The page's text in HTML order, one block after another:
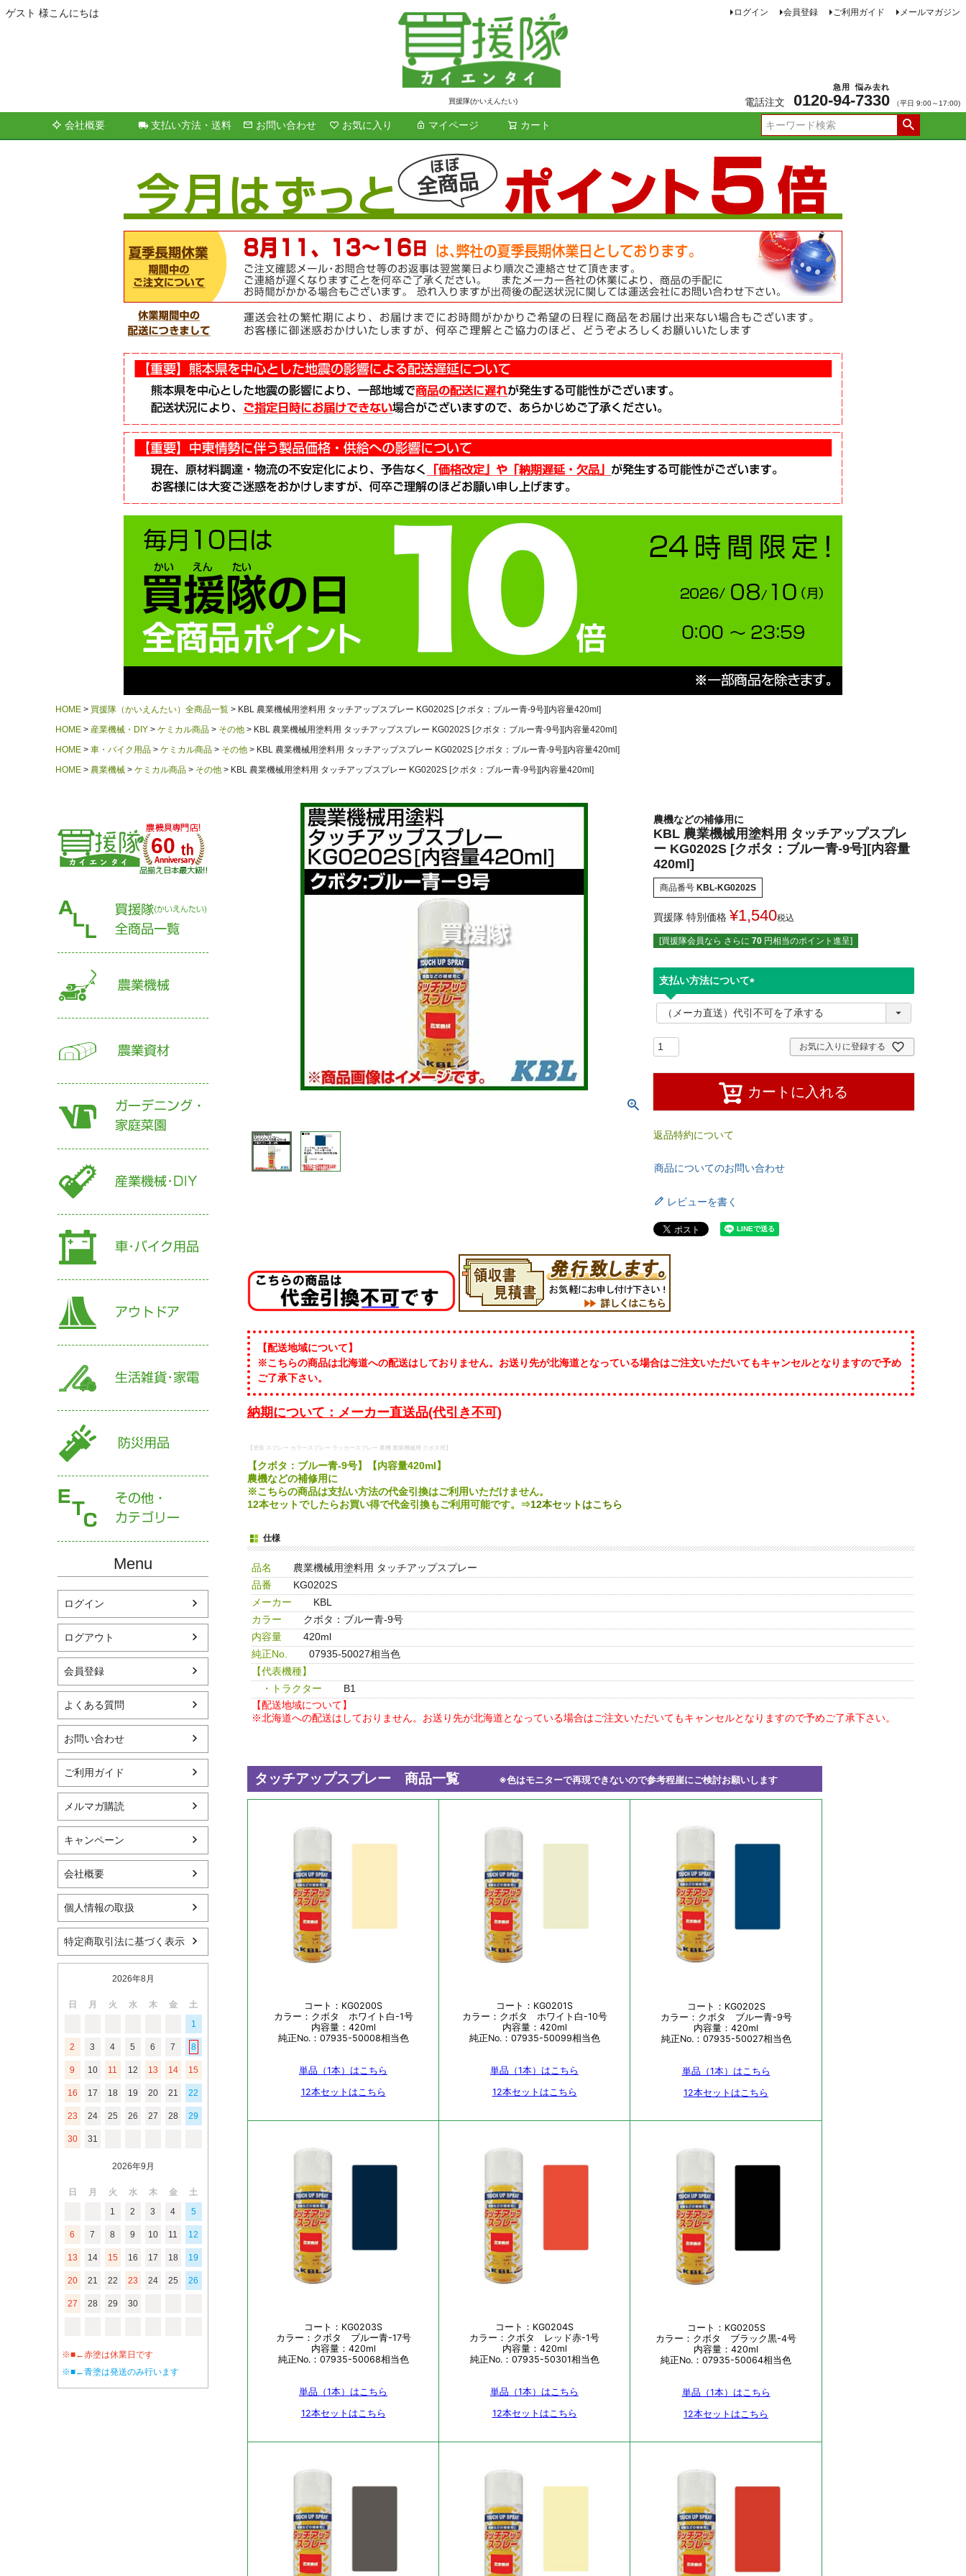
ゲスト 様こんにちは
買援隊(かいえんたい)
ログイン 会員登録 ご利用ガイド メールマガジン
電話注文 0120-94
急用
-7330
悩み去れ
（平日 9:00～17:00)
会社概要 支払い方法・送料 お問い合わせ お気に入り マイページ カート
検索
HOME 買援隊（かいえんたい）全商品一覧
KBL 農業機械用塗料用 タッチアップスプレー KG0202S [クボタ：ブルー青-9号][内容量420ml]
HOME
産業機械・DIY ケミカル商品 その他
KBL 農業機械用塗料用 タッチアップスプレー KG0202S [クボタ：ブルー青-9号][内容量420ml]
HOME
車・バイク用品 ケミカル商品 その他
KBL 農業機械用塗料用 タッチアップスプレー KG0202S [クボタ：ブルー青-9号][内容量420ml]
HOME
農業機械 ケミカル商品 その他 KBL 農業機械用塗料用 タッチアップスプレー KG0202S [クボタ：ブルー青-9号][内容量420ml]
60
Menu
ログイン
ログアウト
会員登録
よくある質問
お問い合わせ
ご利用ガイド
メルマガ購読
キャンペーン
会社概要
個人情報の取扱
特定商取引法に基づく表示
2026年8月
日 月 火 水 木 金
土
1
2 3 4 5 6 7 8
9 10 11 12 13 14 15
16 17 18 19 20 21 22
23 24 25 26 27 28 29
30 31
2026年9月
日 月 火 水 木 金
土
1
2 3 4 5
6 7 8 9 10 11 12
13 14 15 16 17 18 19
20 21 22 23 24 25 26
27 28 29 30
※■←赤塗は休業日です
※■←青塗は発送のみ行います
農機などの補修用に
KBL 農業機械用塗料用 タッチアップスプレ
ー KG0202S [クボタ：ブルー青-9号][内容量
420ml]
商品番号 KBL-KG0202S
買援隊 特別価格 ¥1,540税込
[買援隊会員なら さらに 70 円相当のポイント進呈]
支払い方法について
必
お気に入りに登録する
カートに入れる
返品特約について
商品についてのお問い合わせ
レビューを書く
【配送地域について】
※こちらの商品は北海道への配送はしておりません。お送り先が北海道となっている場合はご注文いただいてもキャンセルとなりますので予め
ご了承下さい。
納期について：メーカー直送品(代引き不可)
【塗装 スプレー カラースプレー ラッカースプレー 農機 農業機械用 クボタ用】
【クボタ：ブルー青-9号】【内容量420ml】
農機などの補修用に
※こちらの商品は支払い方法の代金引換はご利用いただけません。
12本セットでしたらお買い得で代金引換もご利用可能です。⇒12本セットはこちら
仕様
品名
農業機械用塗料用 タッチアップスプレー
品番
KG0202S
メーカー
KBL
カラー
クボタ：ブルー青-9号
内容量
420ml
純正No.
07935-50027相当色
【代表機種】
・トラクター
B1
【配送地域について】
※北海道への配送はしておりません。お送り先が北海道となっている場合はご注文いただいてもキャンセルとなりますので予めご了承下さい。